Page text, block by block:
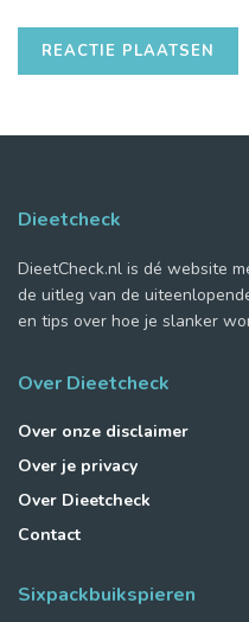
Dieetcheck
DieetCheck.nl is dé website
de uitleg van de
en tips over hoe je slanker
Over Dieetcheck
Over onze disclaimer
Over je privacy
Over Dieetcheck
Contact
Sixpackbuikspieren